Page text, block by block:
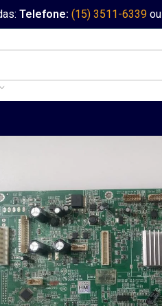
Telefone: (15) 3511-6339 ou